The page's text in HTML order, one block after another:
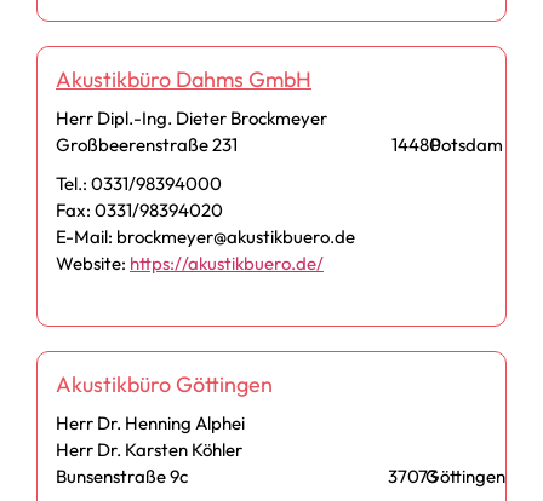
Akustikbüro Dahms GmbH
Herr Dipl.-Ing. Dieter Brockmeyer
Großbeerenstraße 231
14480Potsdam
Tel.: 0331/98394000
Fax: 0331/98394020
E-Mail: brockmeyer@akustikbuero.de
Website: https://akustikbuero.de/
Akustikbüro Göttingen
Herr Dr. Henning Alphei
Herr Dr. Karsten Köhler
Bunsenstraße 9c
37073Göttingen